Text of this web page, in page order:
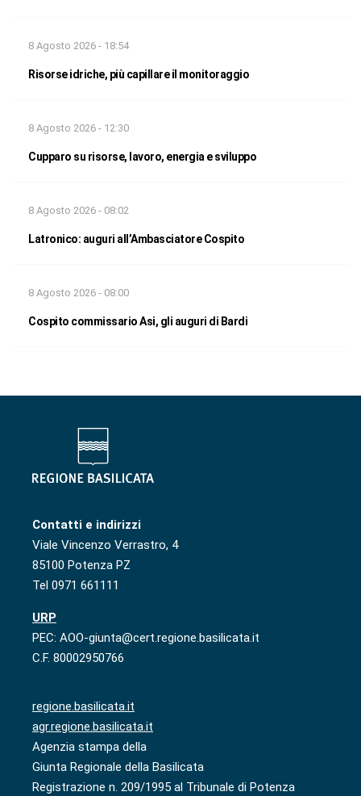
8 Agosto 2026 - 18:54
Risorse idriche, più capillare il monitoraggio
8 Agosto 2026 - 12:30
Cupparo su risorse, lavoro, energia e sviluppo
8 Agosto 2026 - 08:02
Latronico: auguri all’Ambasciatore Cospito
8 Agosto 2026 - 08:00
Cospito commissario Asi, gli auguri di Bardi
Contatti e indirizzi
Viale Vincenzo Verrastro, 4
85100 Potenza PZ
Tel 0971 661111
URP
PEC: AOO-giunta@cert.regione.basilicata.it
C.F. 80002950766
regione.basilicata.it
agr.regione.basilicata.it
Agenzia stampa della
Giunta Regionale della Basilicata
Registrazione n. 209/1995 al Tribunale di Potenza